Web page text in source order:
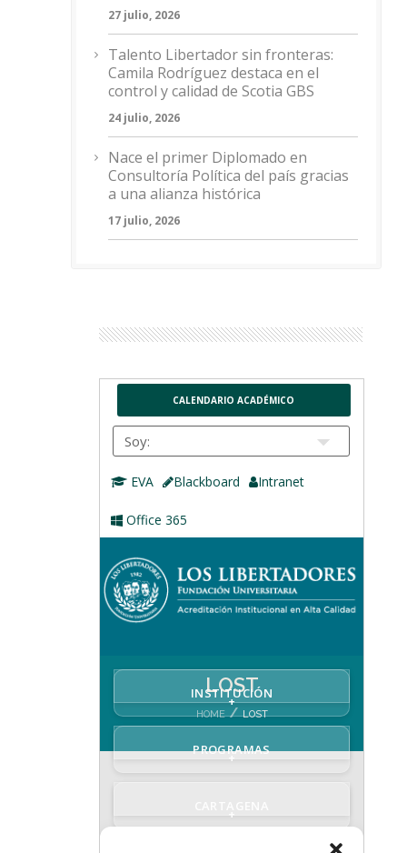
27 julio, 2026
Talento Libertador sin fronteras:
Camila Rodríguez destaca en el
control y calidad de Scotia GBS
24 julio, 2026
Nace el primer Diplomado en
Consultoría Política del país gracias
a una alianza histórica
17 julio, 2026